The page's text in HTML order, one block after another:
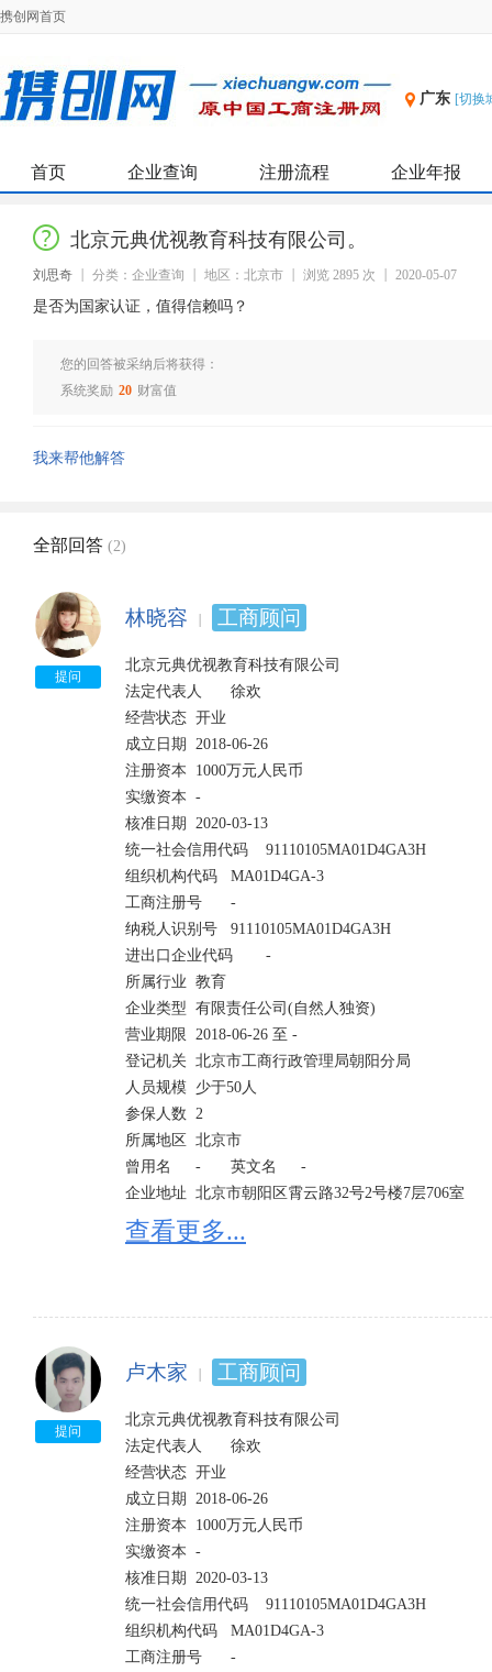
携创网首页
广东 [切换
首页 企业查询 注册流程 企业年报
北京元典优视教育科技有限公司。
刘思奇 分类：企业查询 地区：北京市 浏览 2895 次 2020-05-07
是否为国家认证，值得信赖吗？
您的回答被采纳后将获得：
系统奖励 20 财富值
我来帮他解答
全部回答 (2)
提问
林晓容 工商顾问
北京元典优视教育科技有限公司
法定代表人	徐欢
经营状态	开业
成立日期	2018-06-26
注册资本	1000万元人民币
实缴资本	-
核准日期	2020-03-13
统一社会信用代码	91110105MA01D4GA3H
组织机构代码	MA01D4GA-3
工商注册号	-
纳税人识别号	91110105MA01D4GA3H
进出口企业代码	-
所属行业	教育
企业类型	有限责任公司(自然人独资)
营业期限	2018-06-26 至 -
登记机关	北京市工商行政管理局朝阳分局
人员规模	少于50人
参保人数	2
所属地区	北京市
曾用名	-	英文名	-
企业地址	北京市朝阳区霄云路32号2号楼7层706室
经营范围	技术服务、技术转让、技术开发、技术推广、技术咨询；承办展览展示活动；会议服务；经济
贸易咨询；应用软件服务（不含医用软件）；软件开
查看更多...
提问
卢木家 工商顾问
北京元典优视教育科技有限公司
法定代表人	徐欢
经营状态	开业
成立日期	2018-06-26
注册资本	1000万元人民币
实缴资本	-
核准日期	2020-03-13
统一社会信用代码	91110105MA01D4GA3H
组织机构代码	MA01D4GA-3
工商注册号	-